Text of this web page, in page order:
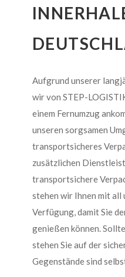
Aufgrund unserer
wir von STEP-
einem Fernumzug
unseren sorgsamen
transportsicheres
zusätzlichen
transportsichere
stehen wir Ihnen mit
Verfügung, damit Sie
genießen können.
stehen Sie auf der
Gegenstände sind